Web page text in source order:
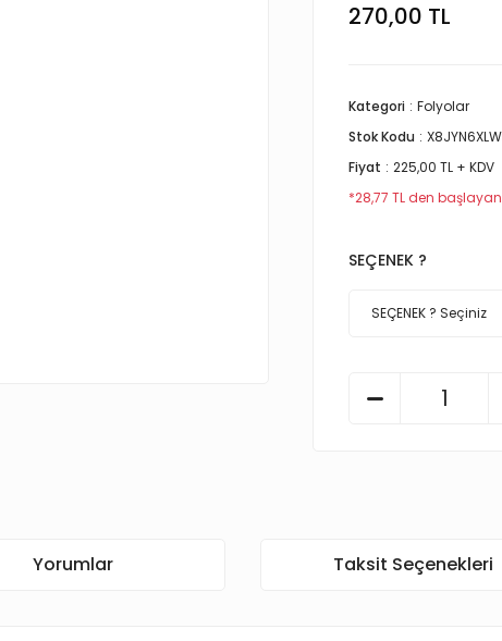
270,00 TL
Kategori
Folyolar
Stok Kodu
Fiyat
225,00 TL + KDV
*28,77 TL den
SEÇENEK ?
Yorumlar Taksit Seçenekleri